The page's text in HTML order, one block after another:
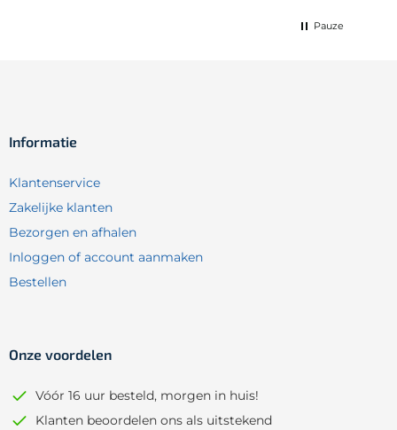
Pauze
Informatie
Klantenservice
Zakelijke klanten
Bezorgen en afhalen
Inloggen of account aanmaken
Bestellen
Onze voordelen
Vóór 16 uur besteld, morgen in huis!
Klanten beoordelen ons als uitstekend